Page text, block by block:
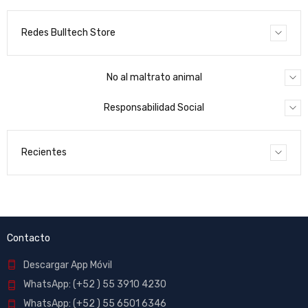
Redes Bulltech Store
No al maltrato animal
Responsabilidad Social
Recientes
Contacto
Descargar App Móvil
WhatsApp: (+52 ) 55 3910 4230
WhatsApp: (+52 ) 55 6501 6346